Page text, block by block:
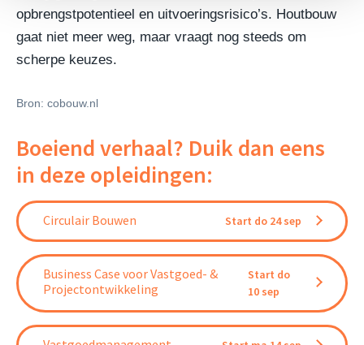
opbrengstpotentieel en uitvoeringsrisico’s. Houtbouw
gaat niet meer weg, maar vraagt nog steeds om
scherpe keuzes.
Bron: cobouw.nl
Boeiend verhaal? Duik dan eens
in deze opleidingen:
Circulair Bouwen Start do 24 sep
Business Case voor Vastgoed- &
Projectontwikkeling
Start do
10 sep